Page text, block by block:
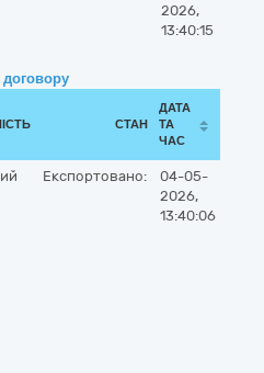
2026,
13:40:15
СТАН
ДАТА
ТА
ЧАС
Експортовано:
04-05-
2026,
13:40:06